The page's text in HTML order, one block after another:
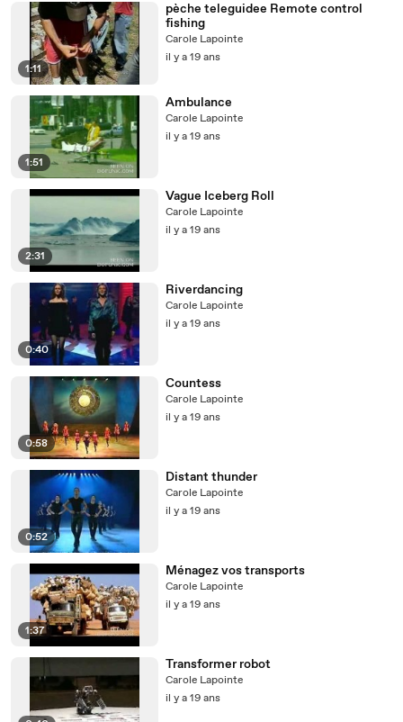
1:11
pèche teleguidee Remote control
fishing
Carole Lapointe
il y a 19 ans
1:51
Ambulance
Carole Lapointe
il y a 19 ans
2:31
Vague Iceberg Roll
Carole Lapointe
il y a 19 ans
0:40
Riverdancing
Carole Lapointe
il y a 19 ans
0:58
Countess
Carole Lapointe
il y a 19 ans
0:52
Distant thunder
Carole Lapointe
il y a 19 ans
1:37
Ménagez vos transports
Carole Lapointe
il y a 19 ans
Transformer robot
Carole Lapointe
il y a 19 ans